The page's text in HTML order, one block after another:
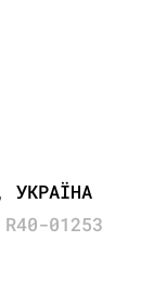
УКРАЇНА
01253